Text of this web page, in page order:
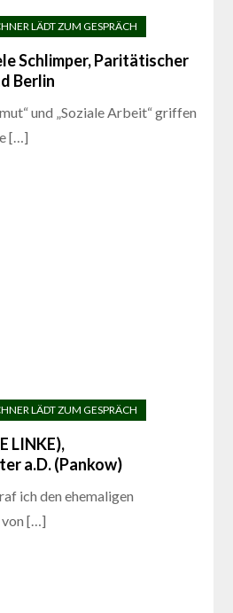
Schlimper, Paritätischer
Berlin
und „Soziale Arbeit“ griffen
[…]
LINKE),
a.D. (Pankow)
ich den ehemaligen
[…]